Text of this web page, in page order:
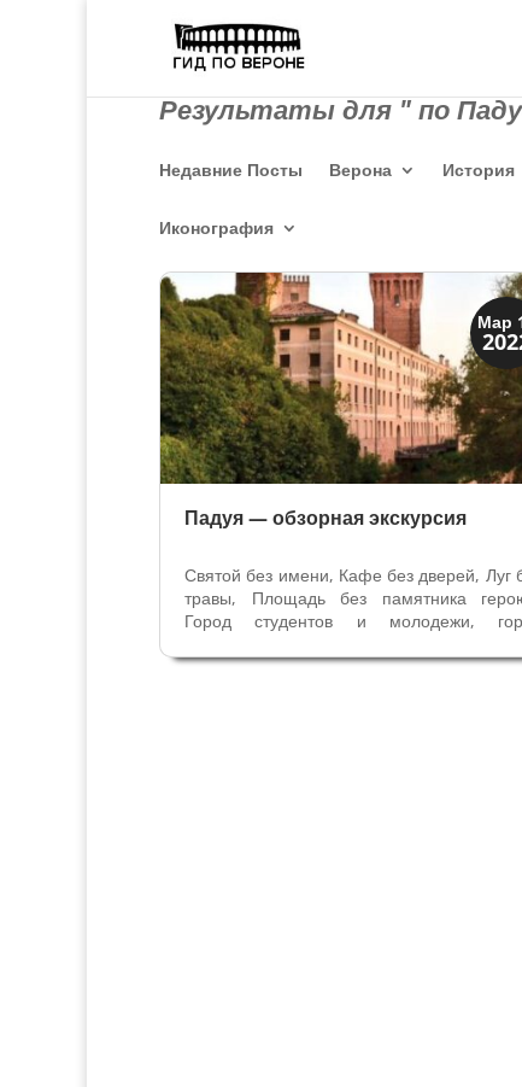
Результаты для " по
Недавние Посты Верона История
Иконография
Мар
Мантуя и Падуя
Экскурсии
Падуя — обзорная экскурсия
Святой без имени, Кафе без дверей, Луг
травы, Площадь без памятника
Город студентов и молодежи,
энергетикой, город